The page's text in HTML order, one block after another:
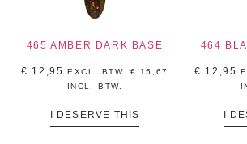
465 AMBER DARK BASE
€ 12,95 EXCL. BTW. €
15,67
INCL, BTW.
I DESERVE THIS
464
€ 12,95
I